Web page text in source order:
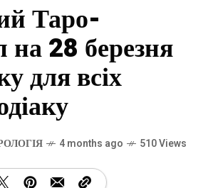
Таро-
на 28 березня
для всіх
4 months ago 510 Views